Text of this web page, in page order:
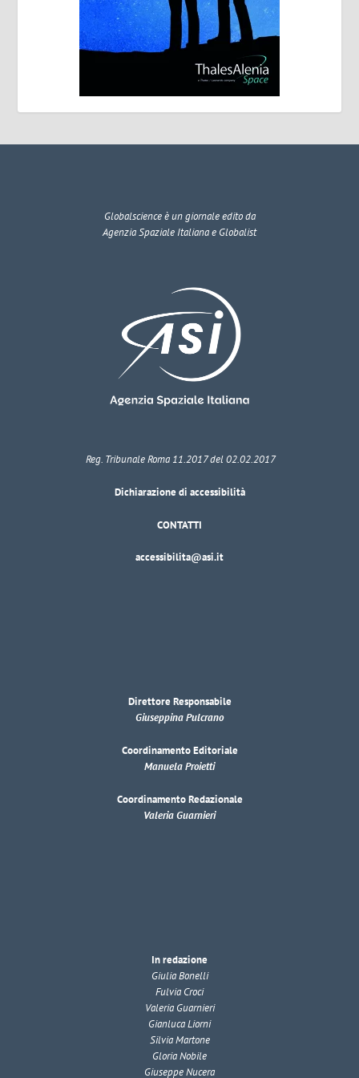
Globalscienceè un giornale edito da
Agenzia Spaziale Italiana e Globalist
Reg. Tribunale Roma 11.2017 del 02.02.2017
Dichiarazione di accessibilità
CONTATTI
accessibilita@asi.it
Direttore Responsabile
Giuseppina Pulcrano
Coordinamento Editoriale
Manuela Proietti
Coordinamento Redazionale
Valeria Guarnieri
In redazione
Giulia Bonelli
Fulvia Croci
Valeria Guarnieri
Gianluca Liorni
Silvia Martone
Gloria Nobile
Giuseppe Nucera